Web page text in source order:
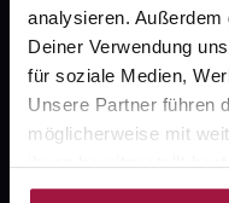
analysieren.
Deiner Verwendung
für soziale Medien,
Unsere Partner führen
möglicherweise mit
ihnen bereitgestellt
Nutzung der Dienste
Fragen zu
Kontakt